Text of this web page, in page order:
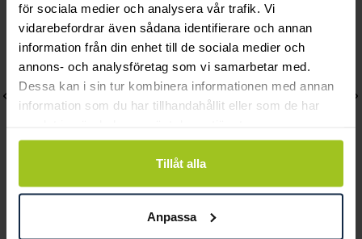
för sociala medier och analysera vår trafik. Vi
vidarebefordrar även sådana identifierare och annan
information från din enhet till de sociala medier och
annons- och analysföretag som vi samarbetar med.
Dessa kan i sin tur kombinera informationen med annan
information som du har tillhandahållit eller som de har
Tillåt alla
Anpassa